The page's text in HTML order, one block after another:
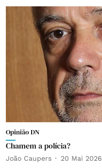
Opinião DN
Chamem a polícia?
João Caupers 20 Mai 2026